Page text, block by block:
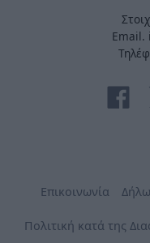
Email.
Επικοινωνία
Πολιτική κατά της